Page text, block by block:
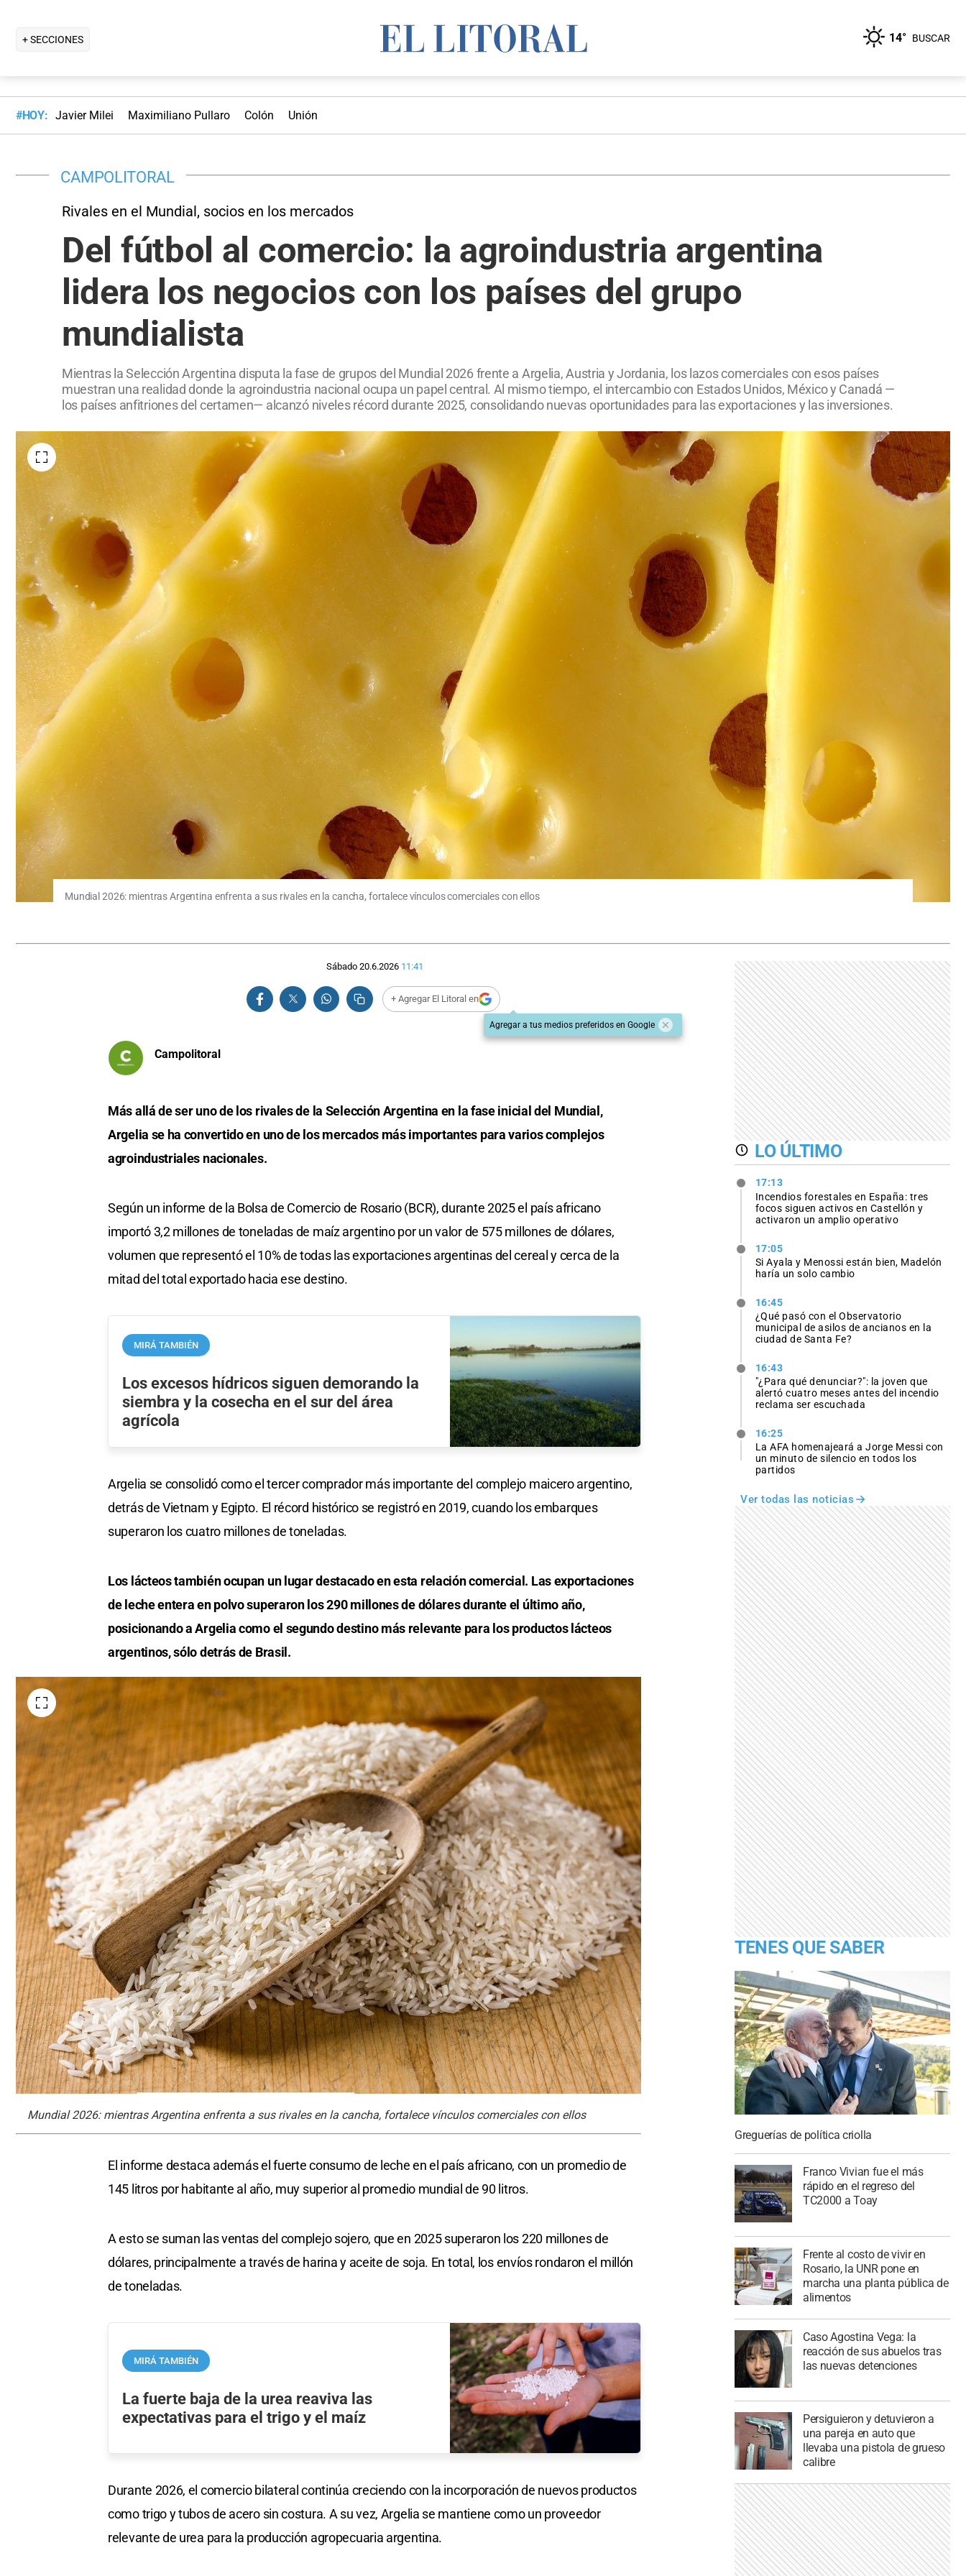
+ SECCIONES 14° BUSCAR
#HOY: Javier Milei Maximiliano Pullaro Colón Unión
CAMPOLITORAL
Rivales en el Mundial, socios en los mercados
Del fútbol al comercio: la agroindustria argentina
lidera los negocios con los países del grupo
mundialista
Mientras la Selección Argentina disputa la fase de grupos del Mundial 2026 frente a Argelia, Austria y Jordania, los lazos comerciales con esos países
muestran una realidad donde la agroindustria nacional ocupa un papel central. Al mismo tiempo, el intercambio con Estados Unidos, México y Canadá —
los países anfitriones del certamen— alcanzó niveles récord durante 2025, consolidando nuevas oportunidades para las exportaciones y las inversiones.
Mundial 2026: mientras Argentina enfrenta a sus rivales en la cancha, fortalece vínculos comerciales con ellos
Sábado 20.6.2026 11:41
+ Agregar El Litoral en
Agregar a tus medios preferidos en Google
Campolitoral
Más allá de ser uno de los rivales de la Selección Argentina en la fase inicial del Mundial,
Argelia se ha convertido en uno de los mercados más importantes para varios complejos
agroindustriales nacionales.
Según un informe de la Bolsa de Comercio de Rosario (BCR), durante 2025 el país africano
importó 3,2 millones de toneladas de maíz argentino por un valor de 575 millones de dólares,
volumen que representó el 10% de todas las exportaciones argentinas del cereal y cerca de la
mitad del total exportado hacia ese destino.
MIRÁ TAMBIÉN
Los excesos hídricos siguen demorando la
siembra y la cosecha en el sur del área
agrícola
Argelia se consolidó como el tercer comprador más importante del complejo maicero argentino,
detrás de Vietnam y Egipto. El récord histórico se registró en 2019, cuando los embarques
superaron los cuatro millones de toneladas.
Los lácteos también ocupan un lugar destacado en esta relación comercial. Las exportaciones
de leche entera en polvo superaron los 290 millones de dólares durante el último año,
posicionando a Argelia como el segundo destino más relevante para los productos lácteos
argentinos, sólo detrás de Brasil.
Mundial 2026: mientras Argentina enfrenta a sus rivales en la cancha, fortalece vínculos comerciales con ellos
El informe destaca además el fuerte consumo de leche en el país africano, con un promedio de
145 litros por habitante al año, muy superior al promedio mundial de 90 litros.
A esto se suman las ventas del complejo sojero, que en 2025 superaron los 220 millones de
dólares, principalmente a través de harina y aceite de soja. En total, los envíos rondaron el millón
de toneladas.
MIRÁ TAMBIÉN
La fuerte baja de la urea reaviva las
expectativas para el trigo y el maíz
Durante 2026, el comercio bilateral continúa creciendo con la incorporación de nuevos productos
como trigo y tubos de acero sin costura. A su vez, Argelia se mantiene como un proveedor
relevante de urea para la producción agropecuaria argentina.
LO ÚLTIMO
17:13
Incendios forestales en España: tres
focos siguen activos en Castellón y
activaron un amplio operativo
17:05
Si Ayala y Menossi están bien, Madelón
haría un solo cambio
16:45
¿Qué pasó con el Observatorio
municipal de asilos de ancianos en la
ciudad de Santa Fe?
16:43
"¿Para qué denunciar?": la joven que
alertó cuatro meses antes del incendio
reclama ser escuchada
16:25
La AFA homenajeará a Jorge Messi con
un minuto de silencio en todos los
partidos
Ver todas las noticias
TENES QUE SABER
Greguerías de política criolla
Franco Vivian fue el más
rápido en el regreso del
TC2000 a Toay
Frente al costo de vivir en
Rosario, la UNR pone en
marcha una planta pública de
alimentos
Caso Agostina Vega: la
reacción de sus abuelos tras
las nuevas detenciones
Persiguieron y detuvieron a
una pareja en auto que
llevaba una pistola de grueso
calibre